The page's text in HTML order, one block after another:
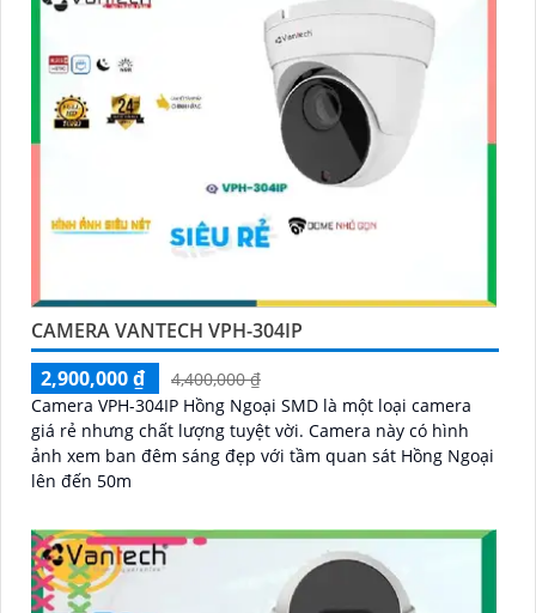
CAMERA VANTECH VPH-304IP
2,900,000 ₫
4,400,000 ₫
Camera VPH-304IP Hồng Ngoại SMD là một loại camera
giá rẻ nhưng chất lượng tuyệt vời. Camera này có hình
ảnh xem ban đêm sáng đẹp với tầm quan sát Hồng Ngoại
lên đến 50m